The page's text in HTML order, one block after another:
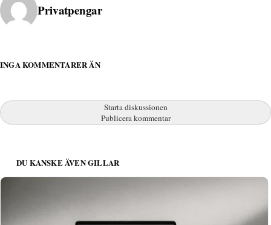
Publicerad av
Privatpengar
INGA KOMMENTARER ÄN
Starta diskussionen
Publicera kommentar
DU KANSKE ÄVEN GILLAR